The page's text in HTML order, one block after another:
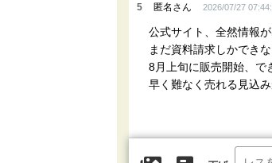
5 匿名さん 2026/07/27
公式サイト、全然情報が
まだ資料請求しかでき
8月上旬に販売開始、で
早く難なく売れる見込